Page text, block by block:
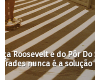
Transporte seguro
prefeitura não está